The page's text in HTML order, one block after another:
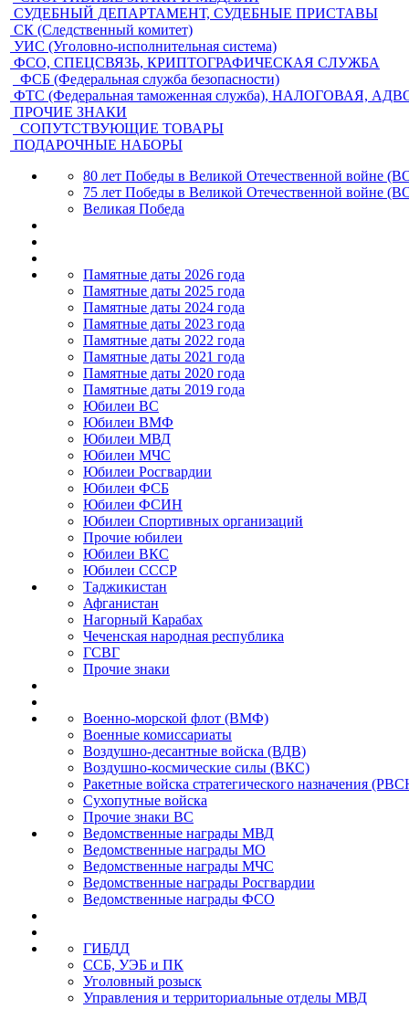
СУДЕБНЫЙ ДЕПАРТАМЕНТ, СУДЕБНЫЕ ПРИСТАВЫ
СК (Следственный комитет)
УИС (Уголовно-исполнительная система)
ФСО, СПЕЦСВЯЗЬ, КРИПТОГРАФИЧЕСКАЯ СЛУЖБА
ФСБ (Федеральная служба безопасности)
ФТС (Федеральная таможенная служба), НАЛОГОВАЯ,
ПРОЧИЕ ЗНАКИ
СОПУТСТВУЮЩИЕ ТОВАРЫ
ПОДАРОЧНЫЕ НАБОРЫ
80 лет Победы в Великой Отечественной войне
75 лет Победы в Великой Отечественной войне
Великая Победа
Памятные даты 2026 года
Памятные даты 2025 года
Памятные даты 2024 года
Памятные даты 2023 года
Памятные даты 2022 года
Памятные даты 2021 года
Памятные даты 2020 года
Памятные даты 2019 года
Юбилеи ВС
Юбилеи ВМФ
Юбилеи МВД
Юбилеи МЧС
Юбилеи Росгвардии
Юбилеи ФСБ
Юбилеи ФСИН
Юбилеи Спортивных организаций
Прочие юбилеи
Юбилеи ВКС
Юбилеи СССР
Таджикистан
Афганистан
Нагорный Карабах
Чеченская народная республика
ГСВГ
Прочие знаки
Военно-морской флот (ВМФ)
Военные комиссариаты
Воздушно-десантные войска (ВДВ)
Воздушно-космические силы (ВКС)
Ракетные войска стратегического назначения
Сухопутные войска
Прочие знаки ВС
Ведомственные награды МВД
Ведомственные награды МО
Ведомственные награды МЧС
Ведомственные награды Росгвардии
Ведомственные награды ФСО
ГИБДД
ССБ, УЭБ и ПК
Уголовный розыск
Управления и территориальные отделы МВД